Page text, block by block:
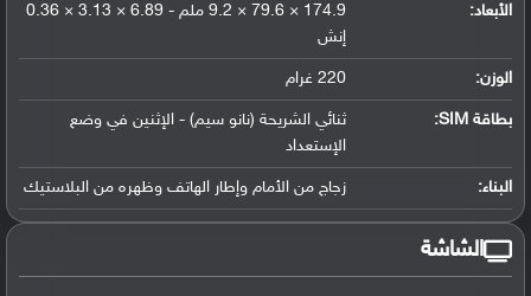
الأبعاد:
174.9 × 79.6 × 9.2 ملم - 6.89 × 3.13 × 0.36
إنش
الوزن: 220 غرام
بطاقة SIM:
ثنائي الشريحة (نانو سيم) - الإثنين في وضع
الإستعداد
البناء: زجاج من الأمام وإطار الهاتف وظهره من البلاستيك
الشاشة